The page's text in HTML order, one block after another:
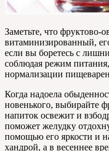
Заметьте, что фруктово-
витаминизированный,
если вы боретесь с
соблюдая режим
нормализации
Когда надоела
новенького, выбирайте
напиток освежит и
поможет желудку
помощью его яркости и
хандрой, а в весеннее